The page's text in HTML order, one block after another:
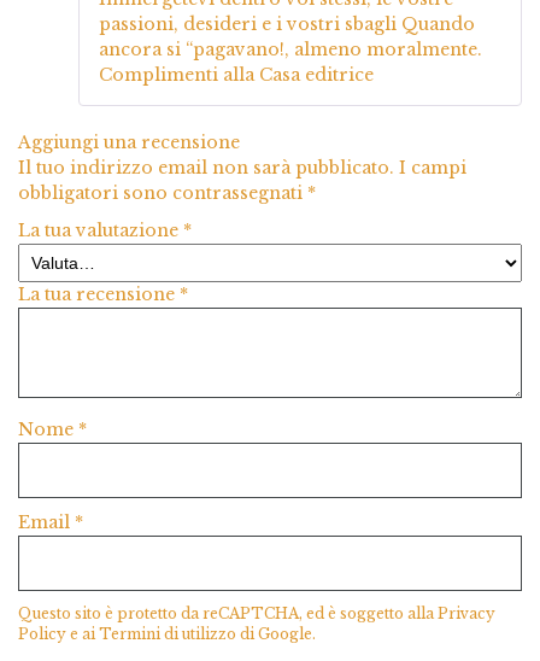
passioni, desideri e i vostri sbagli Quando
ancora si “pagavano!, almeno moralmente.
Complimenti alla Casa editrice
Aggiungi una recensione
Il tuo indirizzo email non sarà pubblicato. I campi
obbligatori sono contrassegnati *
La tua valutazione *
La tua recensione *
Nome *
Email *
Questo sito è protetto da reCAPTCHA, ed è soggetto alla Privacy
Policy e ai Termini di utilizzo di Google.